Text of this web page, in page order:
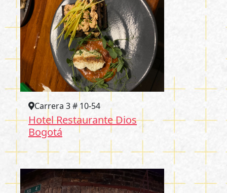
Carrera 3 # 10-54
Hotel Restaurante Dios
Bogotá